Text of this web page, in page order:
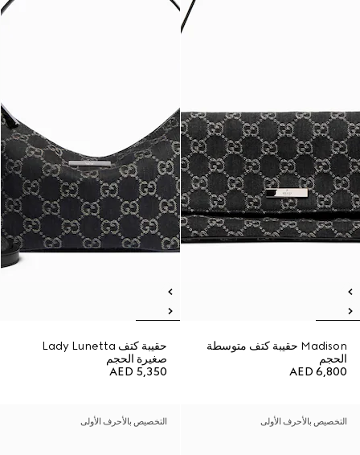
Madison حقيبة كتف متوسطة
الحجم
AED 6,800
حقيبة كتف Lady Lunetta
صغيرة الحجم
AED 5,350
التخصيص بالأحرف الأولى التخصيص بالأحرف الأولى